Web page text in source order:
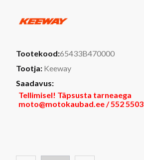
Tootekood:65433B470000
Tootja: Keeway
Saadavus:
Tellimisel! Täpsusta tarneaega
moto@motokaubad.ee / 552 5503